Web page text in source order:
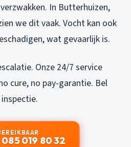
In Butterhuizen,
we dit vaak. Vocht kan ook
wat gevaarlijk is.
Onze 24/7 service
cure, no pay-garantie. Bel
085 019 80 32